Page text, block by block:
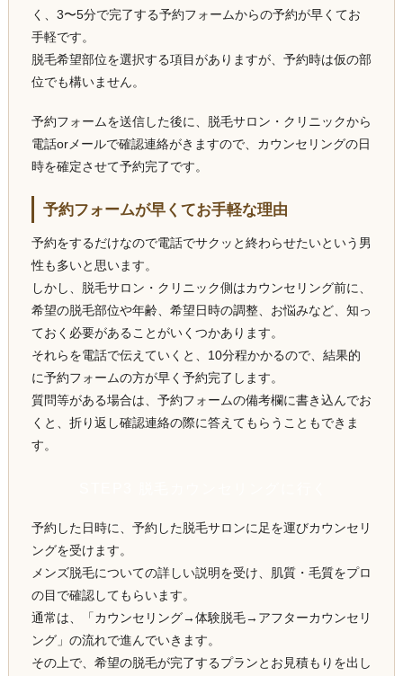
く、3〜5分で完了する予約フォームからの予約が早くてお
手軽です。
脱毛希望部位を選択する項目がありますが、予約時は仮の部
位でも構いません。
予約フォームを送信した後に、脱毛サロン・クリニックから
電話orメールで確認連絡がきますので、カウンセリングの日
時を確定させて予約完了です。
予約フォームが早くてお手軽な理由
予約をするだけなので電話でサクッと終わらせたいという男
性も多いと思います。
しかし、脱毛サロン・クリニック側はカウンセリング前に、
希望の脱毛部位や年齢、希望日時の調整、お悩みなど、知っ
ておく必要があることがいくつかあります。
それらを電話で伝えていくと、10分程かかるので、結果的
に予約フォームの方が早く予約完了します。
質問等がある場合は、予約フォームの備考欄に書き込んでお
くと、折り返し確認連絡の際に答えてもらうこともできま
す。
予約した日時に、予約した脱毛サロンに足を運びカウンセリ
ングを受けます。
メンズ脱毛についての詳しい説明を受け、肌質・毛質をプロ
の目で確認してもらいます。
通常は、「カウンセリング→体験脱毛→アフターカウンセリ
ング」の流れで進んでいきます。
その上で、希望の脱毛が完了するプランとお見積もりを出し